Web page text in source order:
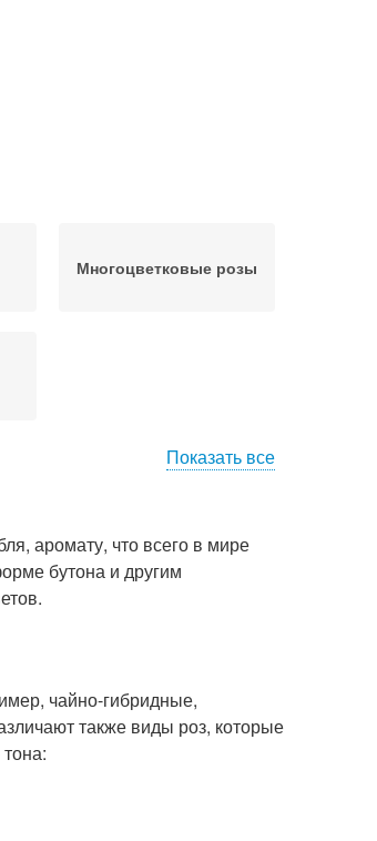
Многоцветковые розы
Показать все
аромату, что всего в мире
бутона и другим
чайно-гибридные,
также виды роз, которые